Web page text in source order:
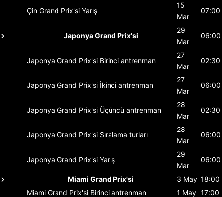
Çin Grand Prix'si Yarış
15
Mar
07:00
Japonya Grand Prix'si
29
Mar
06:00
Japonya Grand Prix'si Birinci antrenman
27
Mar
02:30
Japonya Grand Prix'si İkinci antrenman
27
Mar
06:00
Japonya Grand Prix'si Üçüncü antrenman
28
Mar
02:30
Japonya Grand Prix'si Sıralama turları
28
Mar
06:00
Japonya Grand Prix'si Yarış
29
Mar
06:00
Miami Grand Prix'si 3 May 18:00
Miami Grand Prix'si Birinci antrenman 1 May 17:00